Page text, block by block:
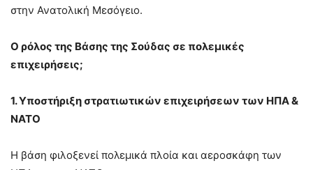
στην Ανατολική Μεσόγειο.
Ο ρόλος της Βάσης της Σούδας σε πολεμικές
επιχειρήσεις;
1. Υποστήριξη στρατιωτικών επιχειρήσεων των ΗΠΑ &
ΝΑΤΟ
Η βάση φιλοξενεί πολεμικά πλοία και αεροσκάφη των